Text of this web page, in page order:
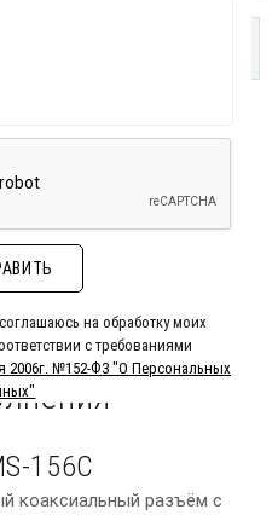
РАЗЪЕМЫ (RF/Coaxial)
ДО 3 GHZ
156C
коаксиальный разъём с
на обработку моих
с требованиями
2006г. №152-Ф3 "О Персональных